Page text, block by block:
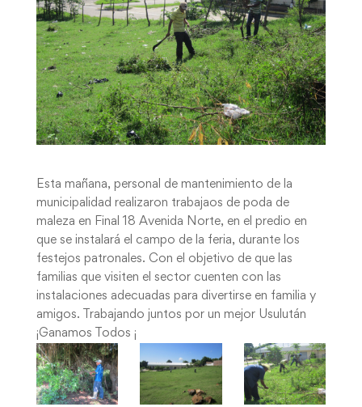
Esta mañana, personal de mantenimiento de la
municipalidad realizaron trabajaos de poda de
maleza en Final 18 Avenida Norte, en el predio en
que se instalará el campo de la feria, durante los
festejos patronales. Con el objetivo de que las
familias que visiten el sector cuenten con las
instalaciones adecuadas para divertirse en familia y
amigos. Trabajando juntos por un mejor Usulután
¡Ganamos Todos ¡